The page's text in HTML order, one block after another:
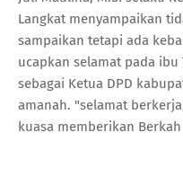
Langkat menyampaikan
sampaikan tetapi ada
ucapkan selamat pada
sebagai Ketua DPD
amanah. "selamat
kuasa memberikan